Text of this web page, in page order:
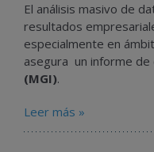
El análisis masivo de
resultados
especialmente en
asegura un informe de
(MGI).
Leer más »